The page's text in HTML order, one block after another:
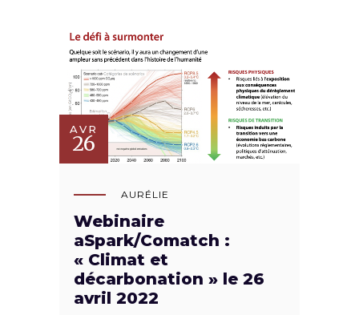
AVR
26
AURÉLIE
Webinaire
aSpark/Comatch :
« Climat et
décarbonation » le 26
avril 2022